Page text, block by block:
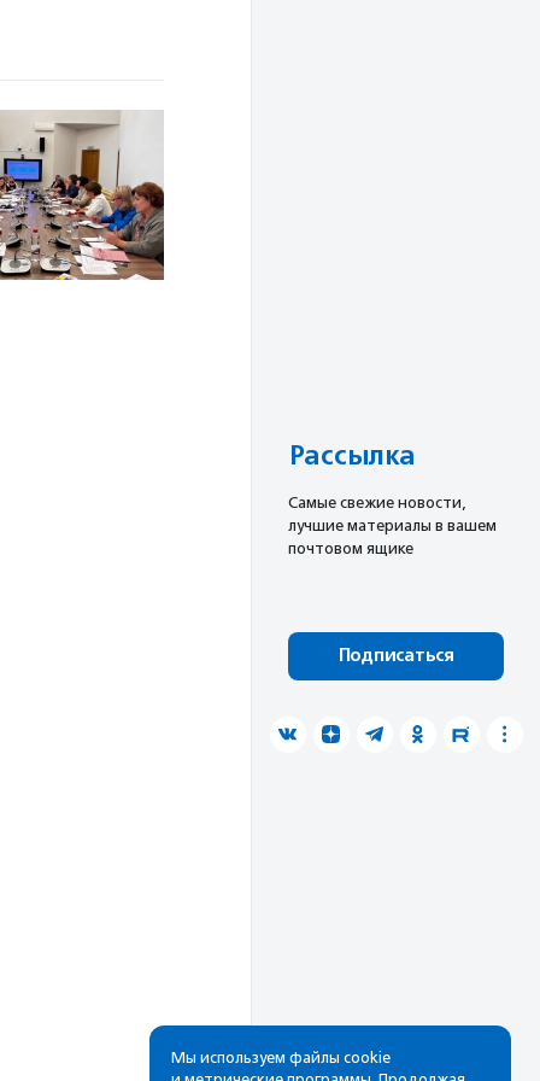
Рассылка
Cамые свежие новости,
лучшие материалы в вашем
почтовом ящике
Подписаться
Мы используем файлы cookie